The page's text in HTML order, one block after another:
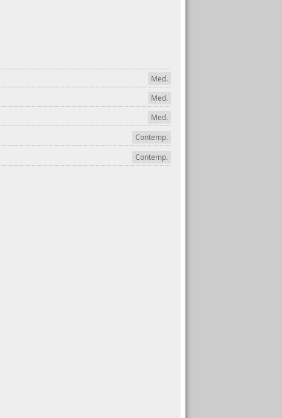
Med.
Med.
Med.
Contemp.
Contemp.